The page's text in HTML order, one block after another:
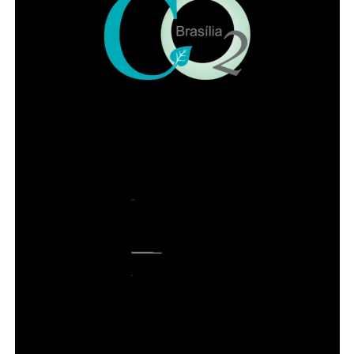
comprovante de cadastro na Codhab e um documento
que comprove a continuidade da locação do imóvel,
como contrato de aluguel ou declaração do locador